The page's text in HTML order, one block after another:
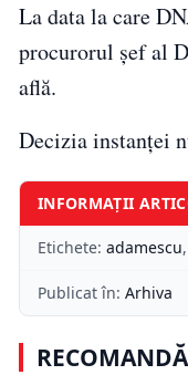
La data la care
procurorul şef al
află.
Decizia instanţei
INFORMAȚII
Etichete: adamescu,
Publicat în: Arhiva